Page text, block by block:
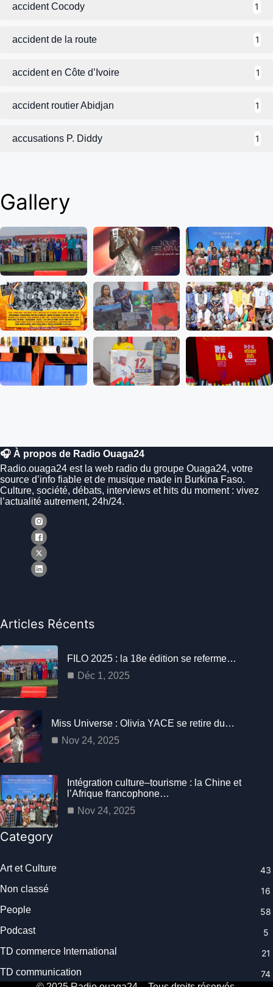
accident Cocody 1
accident de la route 1
accident en Côte d’Ivoire 1
accident routier Abidjan 1
accusations P. Diddy 1
Gallery
🎧 À propos de Radio Ouaga24
Radio.ouaga24 est la web radio du groupe Ouaga24, votre
source d’info fiable et de musique made in Burkina Faso.
Culture, société, débats, interviews et hits du moment : vivez
l’actualité autrement, 24h/24.
Articles Récents
FILO 2025 : la 18e édition se referme…
Déc 1, 2025
Miss Universe : Olivia YACE se retire du…
Nov 24, 2025
Intégration culture–tourisme : la Chine et
l’Afrique francophone…
Nov 24, 2025
Category
Art et Culture
43
Non classé
16
People
58
Podcast
5
TD commerce International
21
TD communication
74